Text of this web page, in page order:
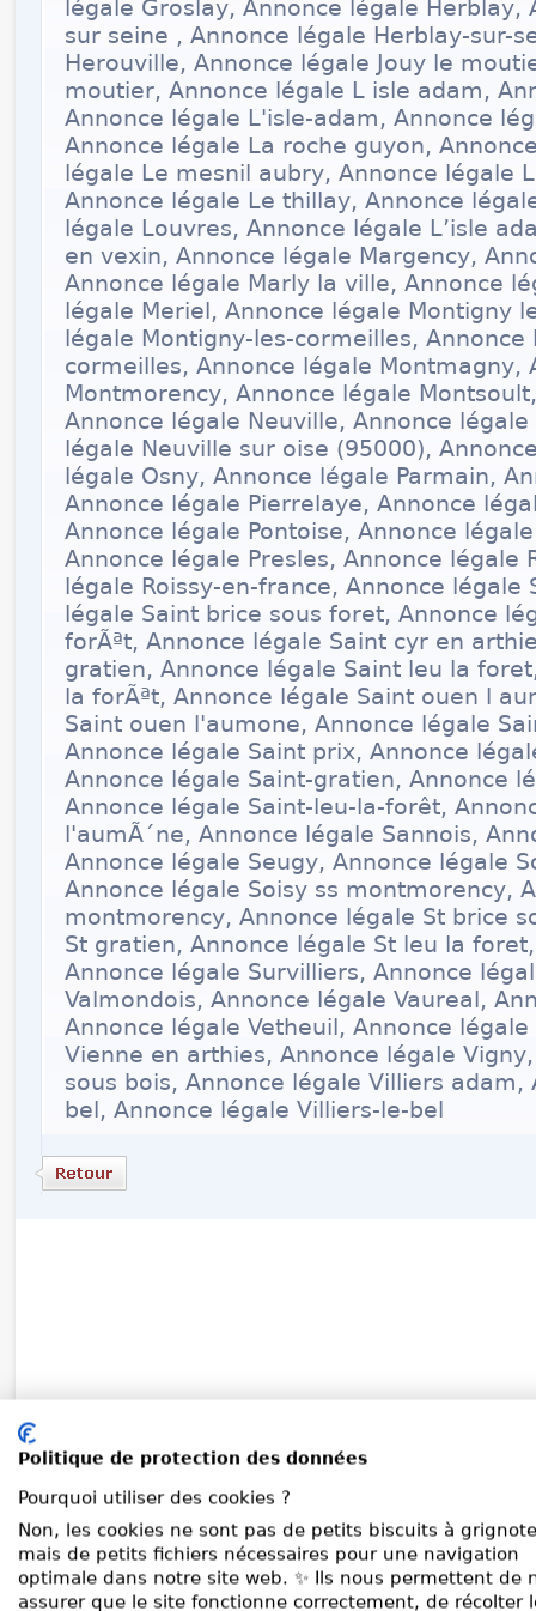
légale Groslay, Annonce légale Herblay,
sur seine , Annonce légale Herblay-sur-
Herouville, Annonce légale Jouy le
moutier, Annonce légale L isle adam,
Annonce légale L'isle-adam, Annonce
Annonce légale La roche guyon,
légale Le mesnil aubry, Annonce légale
Annonce légale Le thillay, Annonce
légale Louvres, Annonce légale L’isle
en vexin, Annonce légale Margency,
Annonce légale Marly la ville, Annonce
légale Meriel, Annonce légale Montigny
légale Montigny-les-cormeilles, Annonce
cormeilles, Annonce légale Montmagny,
Montmorency, Annonce légale
Annonce légale Neuville, Annonce
légale Neuville sur oise (95000),
légale Osny, Annonce légale Parmain,
Annonce légale Pierrelaye, Annonce
Annonce légale Pontoise, Annonce
Annonce légale Presles, Annonce légale
légale Roissy-en-france, Annonce
légale Saint brice sous foret, Annonce
forÃªt, Annonce légale Saint cyr en
gratien, Annonce légale Saint leu la
la forÃªt, Annonce légale Saint ouen l
Saint ouen l'aumone, Annonce légale
Annonce légale Saint prix, Annonce
Annonce légale Saint-gratien, Annonce
Annonce légale Saint-leu-la-forêt,
l'aumÃ´ne, Annonce légale Sannois,
Annonce légale Seugy, Annonce légale
Annonce légale Soisy ss montmorency,
montmorency, Annonce légale St brice
St gratien, Annonce légale St leu la
Annonce légale Survilliers, Annonce
Valmondois, Annonce légale Vaureal,
Annonce légale Vetheuil, Annonce
Vienne en arthies, Annonce légale
sous bois, Annonce légale Villiers adam,
bel, Annonce légale Villiers-le-bel
Politique de protection des données
Pourquoi utiliser des cookies ?
Non, les cookies ne sont pas de petits biscuits à
mais de petits fichiers nécessaires pour une navigation
optimale dans notre site web. ✨ Ils nous permettent de
assurer que le site fonctionne correctement, de récolter